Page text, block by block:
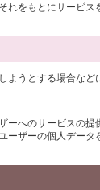
れをもとにサービ
ようとする場合な
ーへのサービスの
ーザーの個人デー